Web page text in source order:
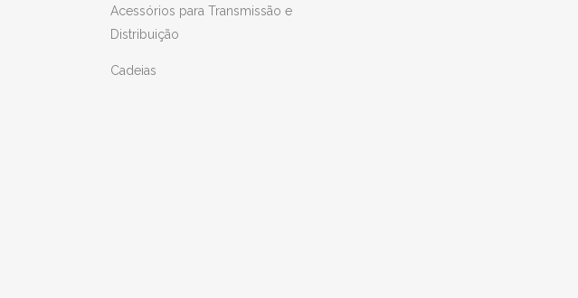
Acessórios para Transmissão e
Distribuição
Cadeias